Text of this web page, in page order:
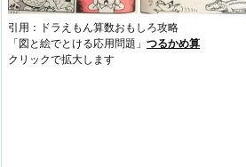
引用：ドラえもん算数おもしろ攻略
「図と絵でとける応用問題」 つるかめ算
クリックで拡大します